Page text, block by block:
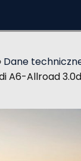
Dane
A6-Allroad